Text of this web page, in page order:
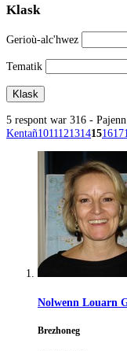
Klask
Gerioù-alc'hwez
Tematik
5 respont war 316 -
Kentañ1011121314151617
Nolwenn Louarn
Brezhoneg